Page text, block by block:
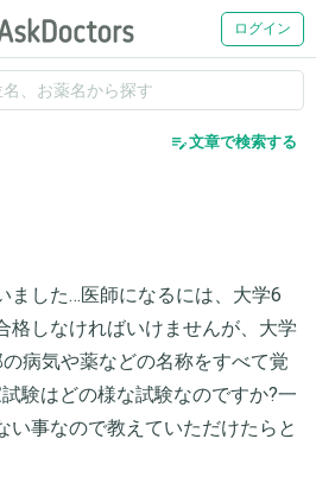
ログイン
edit_note文章で検索する
ました…医師になるには、大学6
格しなければいけませんが、大学
病気や薬などの名称をすべて覚
験はどの様な試験なのですか?一
い事なので教えていただけたらと